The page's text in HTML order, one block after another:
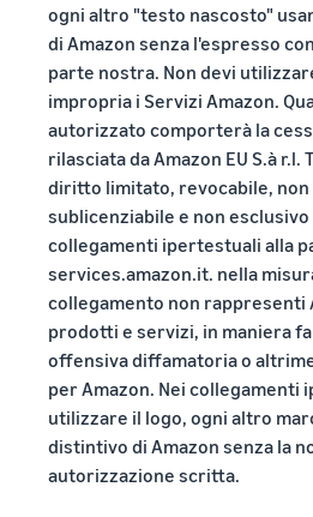
ogni altro "testo nascosto"
di Amazon senza l'espresso
parte nostra. Non devi
impropria i Servizi Amazon.
autorizzato comporterà la
rilasciata da Amazon EU S.à r.l.
diritto limitato, revocabile,
sublicenziabile e non
collegamenti ipertestuali alla
services.amazon.it. nella
collegamento non rappresenti
prodotti e servizi, in maniera
offensiva diffamatoria o
per Amazon. Nei collegamenti
utilizzare il logo, ogni altro
distintivo di Amazon senza la
autorizzazione scritta.